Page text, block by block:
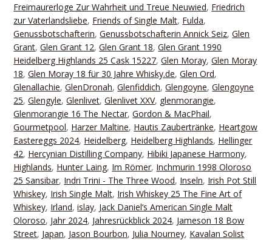
Freimaurerloge Zur Wahrheit und Treue Neuwied, Friedrich
zur Vaterlandsliebe, Friends of Single Malt, Fulda,
Genussbotschafterin,Genussbotschafterin Annick Seiz,Glen
Grant,Glen Grant 12,Glen Grant 18,Glen Grant 1990
Heidelberg Highlands 25 Cask 15227,Glen Moray,Glen Moray
18,Glen Moray 18 für 30 Jahre Whisky.de,Glen Ord,
Glenallachie,GlenDronah,Glenfiddich,Glengoyne,Glengoyne
25,Glengyle,Glenlivet,Glenlivet XXV, glenmorangie,
Glenmorangie 16 The Nectar,Gordon & MacPhail,
Gourmetpool, Harzer Maltine, Hautis Zaubertränke, Heartgow
Eastereggs 2024, Heidelberg, Heidelberg Highlands, Hellinger
42, Hercynian Distilling Company, Hibiki Japanese Harmony,
Highlands, Hunter Laing, Im Römer, Inchmurin 1998 Oloroso
25 Sansibar, Indri Trini - The Three Wood, Inseln, Irish Pot Still
Whiskey, Irish Single Malt, Irish Whiskey 25 The Fine Art of
Whiskey, Irland,islay, Jack Daniel‘s American Single Malt
Oloroso, Jahr 2024, Jahresrückblick 2024, Jameson 18 Bow
Street, Japan, Jason Bourbon, Julia Nourney, Kavalan Solist